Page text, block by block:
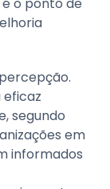
segundo
em
informados